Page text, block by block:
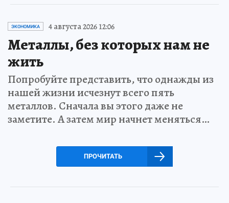
ЭКОНОМИКА 4 августа 2026 12:06
Металлы, без которых нам не
жить
Попробуйте представить, что однажды из
нашей жизни исчезнут всего пять
металлов. Сначала вы этого даже не
заметите. А затем мир начнет меняться…
ПРОЧИТАТЬ